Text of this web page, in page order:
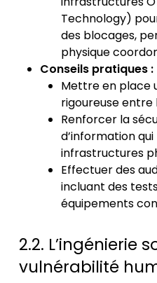
Technology)
des blocages,
physique
Conseils pratiques :
Mettre en place
rigoureuse entre
Renforcer la
d’information
infrastructures
Effectuer des
incluant des
équipements
2.2. L’ingénierie
vulnérabilité